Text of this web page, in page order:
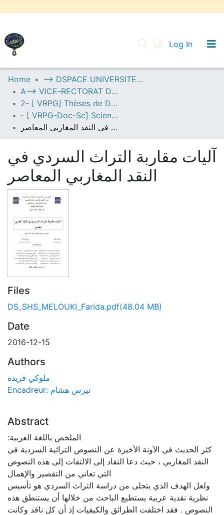
Log In
UNIVERSITY OF D.L SIDI BEL ABBES
Communities & Collections
All of DSpace
Statistics
Home
--> DSPACE UNIVERSITE DJILALLI LIABES DE SIDI BEL ABBES
A--> VICE-RECTORAT DE LA POST-GRADUATION
2- [ VRPG] Thèses de Doctorat en Sciences
- [ VRPG-Doc-Sc] Sciences humaines et sociales --- علوم إنسانية واجتماعية
آليات مقاربة التراث السردي في النقد المغاربي المعاصر
آليات مقاربة التراث السردي في
النقد المغاربي المعاصر
Files
DS_SHS_MELOUKI_Farida.pdf(48.04 MB)
Date
2016-12-15
Authors
ملوكي فريدة
Encadreur: تيرس هشام
Abstract
:الملخص باللغة العربية
كثر الحديث في الآونة الأخيرة عن النصوص التراثية السردية في
النقد المغاربي ، حيث دعا النقاد إلى الالتفات إلى هذه النصوص
التي تعاني من التقصير والإهمال
ولعل الهدف الذي يتجلى من دراسة التراث السردي هو تأسيس
نظرية نقدية عربية يستطيع الباحث من خلالها أن يستنطق هذه
النصوص . فقد اختلفت الطرائق والكيفيات إذ أن كل ناقد وكانت